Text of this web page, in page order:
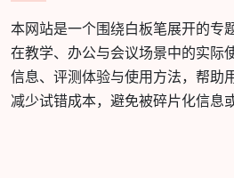
本网站是一个围绕白板笔展开的专
在教学、办公与会议场景中的实际
信息、评测体验与使用方法，帮助
减少试错成本，避免被碎片化信息